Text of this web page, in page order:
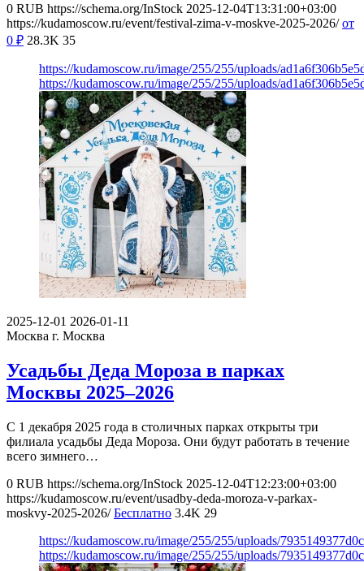
0 RUB https://schema.org/InStock 2025-12-04T13:31:00+03:00
https://kudamoscow.ru/event/festival-zima-v-moskve-2025-2026/ от
0 ₽ 28.3K 35
https://kudamoscow.ru/image/255/255/uploads/
https://kudamoscow.ru/image/255/255/uploads/
2025-12-01 2026-01-11
Москва г. Москва
Усадьбы Деда Мороза в парках
Москвы 2025–2026
С 1 декабря 2025 года в столичных парках открыты три
филиала усадьбы Деда Мороза. Они будут работать в течение
всего зимнего…
0 RUB https://schema.org/InStock 2025-12-04T12:23:00+03:00
https://kudamoscow.ru/event/usadby-deda-moroza-v-parkax-
moskvy-2025-2026/ Бесплатно 3.4K 29
https://kudamoscow.ru/image/255/255/uploads/
https://kudamoscow.ru/image/255/255/uploads/